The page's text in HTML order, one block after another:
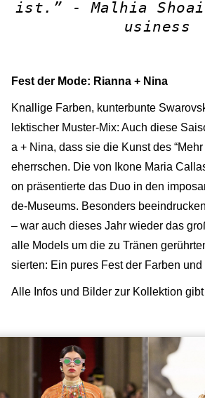
ist.” -Malhia
usiness
Fest der Mode: Rianna + Nina
Knallige Farben, kunterbunte
lektischer Muster-Mix: Auch diese
a + Nina, dass sie die Kunst des
eherrschen. Die von Ikone Maria
on präsentierte das Duo in den
de-Museums. Besonders
– war auch dieses Jahr wieder das
alle Models um die zu Tränen
sierten: Ein pures Fest der Farben
Alle Infos und Bilder zur Kollektion